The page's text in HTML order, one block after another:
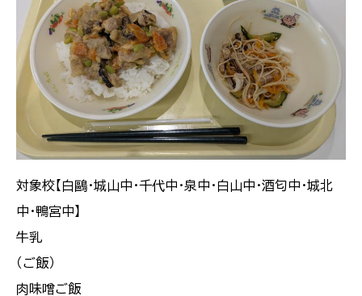
対象校【白鷗・城山中・千代中・泉中・白山中・酒匂中・城北
中・鴨宮中】
牛乳
（ご飯）
肉味噌ご飯